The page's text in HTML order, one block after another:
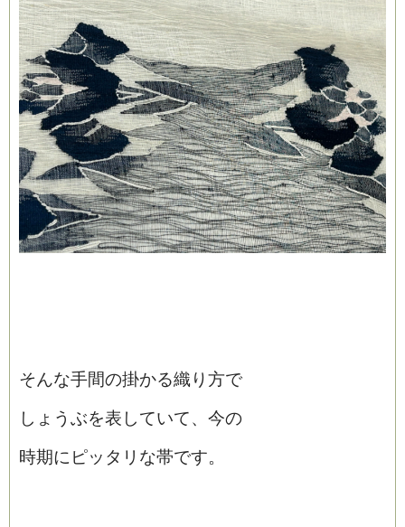
そんな手間の掛かる織り方で
しょうぶを表していて、今の
時期にピッタリな帯です。